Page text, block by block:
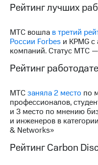
Рейтинг лучших
МТС вошла в третий
России Forbes и KPMG
компаний. Статус МТС
Рейтинг
МТСзаняла 2 место по
профессионалов,
и 3 место по мнению
и инженеров в
& Networks»
Рейтинг Carbon